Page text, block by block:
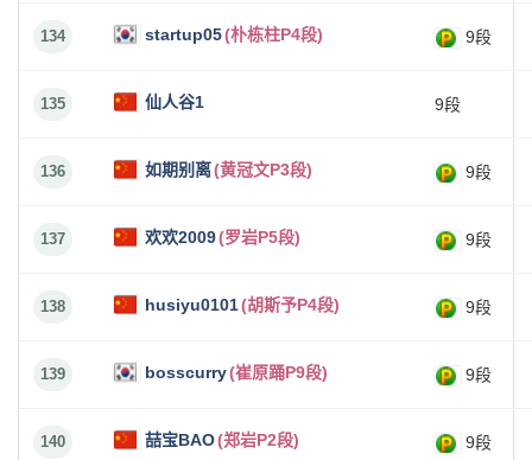
134 startup05(朴栋柱P4段) 9段
135 仙人谷1 9段
136 如期别离(黄冠文P3段) 9段
137 欢欢2009(罗岩P5段) 9段
138 husiyu0101(胡斯予P4段) 9段
139 bosscurry(崔原踊P9段) 9段
140 喆宝BAO(郑岩P2段) 9段